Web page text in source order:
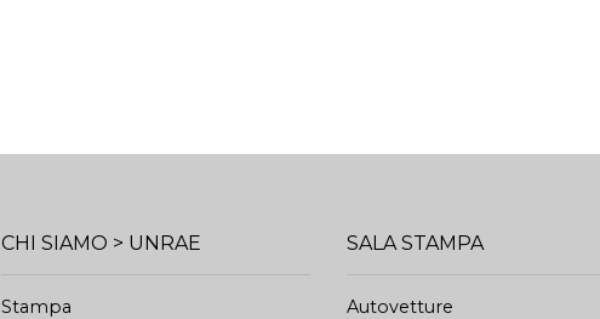
CHI SIAMO > UNRAE
Stampa
SALA STAMPA
Autovetture